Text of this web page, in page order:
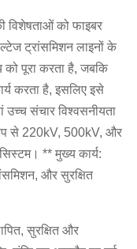
विशेषताओं को फाइबर
ट्रांसमिशन लाइनों के
को पूरा करता है, जबकि
करता है, इसलिए इसे
उच्च संचार विश्वसनीयता
रूप से 220kV, 500kV, और
** मुख्य कार्य:
और सुरक्षित
सुरक्षित और